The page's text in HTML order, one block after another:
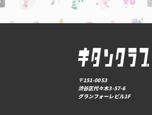
〒151-0053
渋谷区代々木3-57-6
グランフォーレビル1F